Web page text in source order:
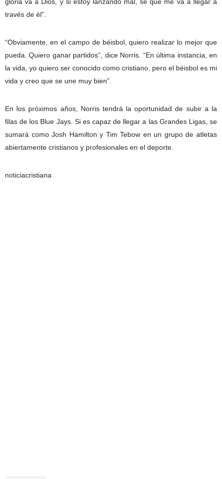
través de él”.
“Obviamente, en el campo de béisbol, quiero realizar lo mejor que
pueda. Quiero ganar partidos”, dice Norris. “En última instancia, en
la vida, yo quiero ser conocido como cristiano, pero el béisbol es mi
vida y creo que se une muy bien”.
En los próximos años, Norris tendrá la oportunidad de subir a la
filas de los Blue Jays. Si es capaz de llegar a las Grandes Ligas, se
sumará como Josh Hamilton y Tim Tebow en un grupo de atletas
abiertamente cristianos y profesionales en el deporte.
noticiacristiana